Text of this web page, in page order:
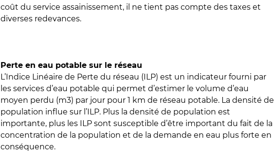
coût du service assainissement, il ne tient pas compte des taxes et
diverses redevances.
Perte en eau potable sur le réseau
L’Indice Linéaire de Perte du réseau (ILP) est un indicateur fourni par
les services d’eau potable qui permet d’estimer le volume d’eau
moyen perdu (m3) par jour pour 1 km de réseau potable. La densité de
population influe sur l’ILP. Plus la densité de population est
importante, plus les ILP sont susceptible d’être important du fait de la
concentration de la population et de la demande en eau plus forte en
conséquence.